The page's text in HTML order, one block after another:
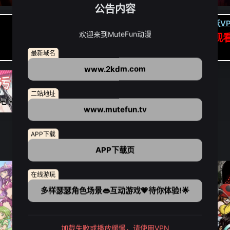
下载虎跃
APP高速专线可前往APP观
公告内容
欢迎来到MuteFun动漫
最新域名
www.2kdm.com
二站地址
www.mutefun.tv
APP下载
APP下载页
在线游玩
多样瑟瑟角色场景👄互动游戏💗待你体验!🌟
加载失败或播放缓慢，请使用VPN